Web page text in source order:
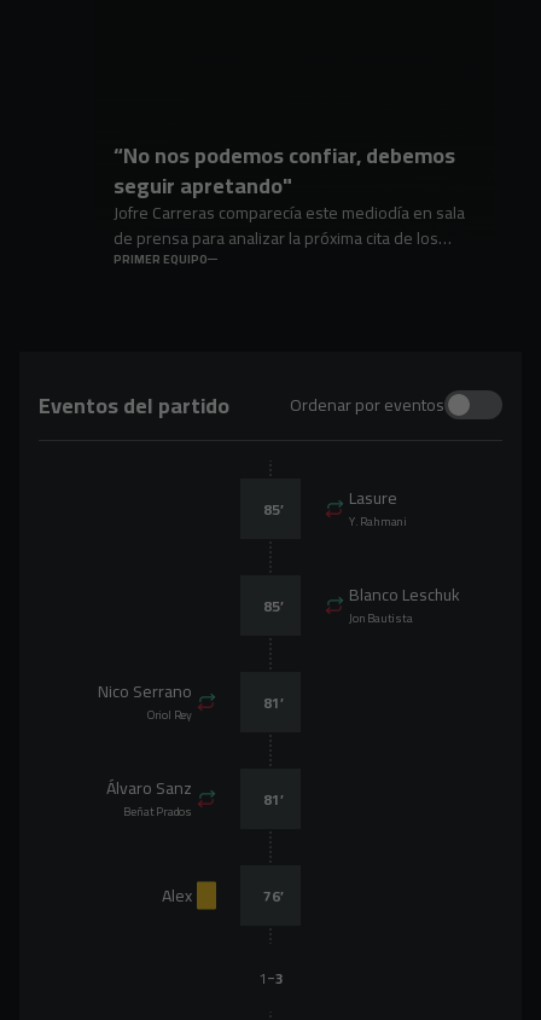
“No nos podemos confiar, debemos
seguir apretando"
Jofre Carreras comparecía este mediodía en sala
de prensa para analizar la próxima cita de los
jabatos ante el líder, la S.D. Eibar.
PRIMER EQUIPO
Eventos del partido Ordenar por eventos
Lasure
Y. Rahmani
85’
Blanco Leschuk
Jon Bautista
85’
Nico Serrano
Oriol Rey 81’
Álvaro Sanz
Beñat Prados 81’
Alex 76’
1-3